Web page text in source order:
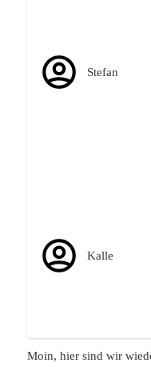
Stefan
Kalle
Moin, hier sind wir